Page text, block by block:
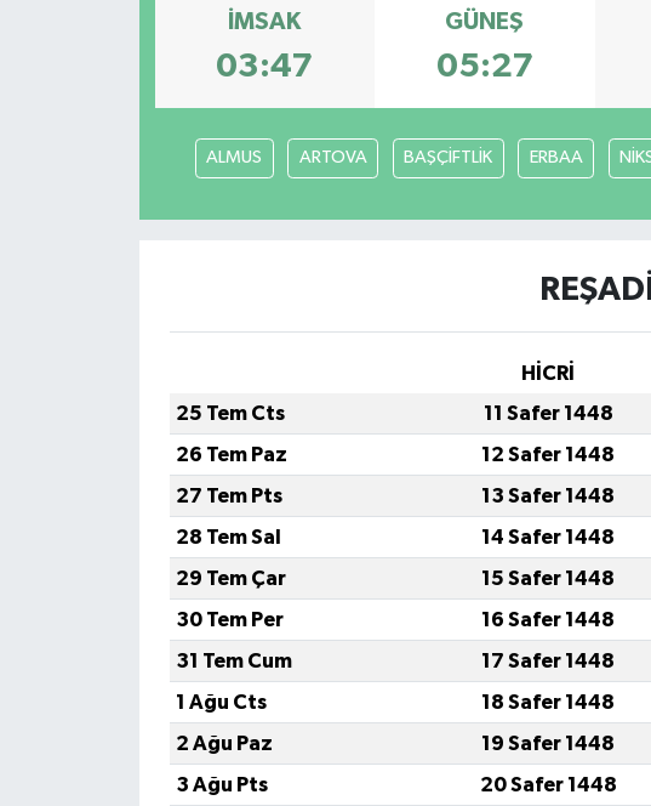
İMSAK
03:47
GÜNEŞ
05:27
ALMUS ARTOVA BAŞÇİFTLİK ERBAA
HİCRİ
25 Tem Cts
11 Safer 1448
26 Tem Paz
12 Safer 1448
27 Tem Pts
13 Safer 1448
28 Tem Sal
14 Safer 1448
29 Tem Çar
15 Safer 1448
30 Tem Per
16 Safer 1448
31 Tem Cum
17 Safer 1448
1 Ağu Cts
18 Safer 1448
2 Ağu Paz
19 Safer 1448
3 Ağu Pts
20 Safer 1448